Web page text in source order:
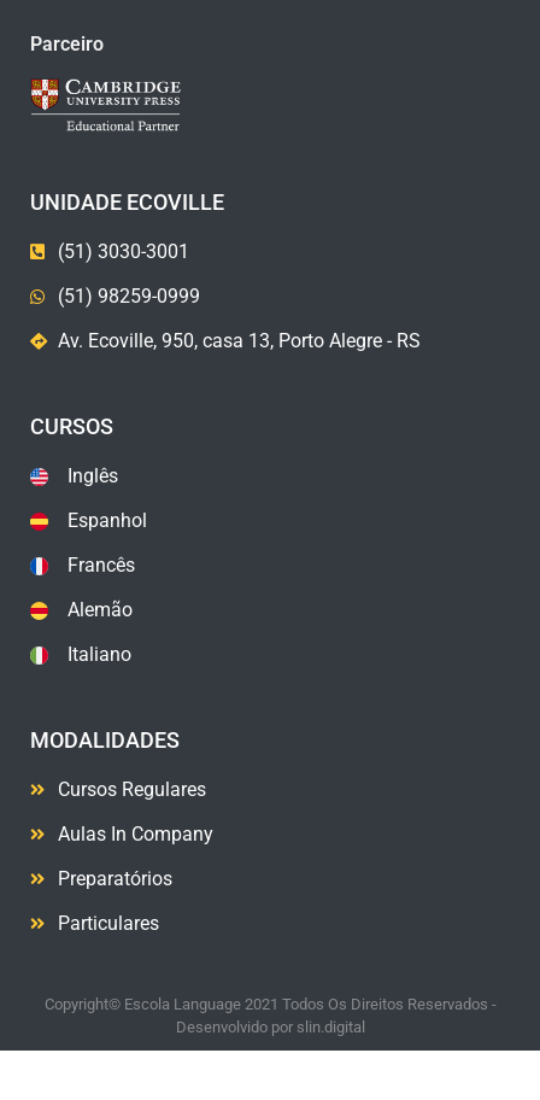
Parceiro
UNIDADE ECOVILLE
(51) 3030-3001
(51) 98259-0999
Av. Ecoville, 950, casa 13, Porto Alegre - RS
CURSOS
Inglês
Espanhol
Francês
Alemão
Italiano
MODALIDADES
Cursos Regulares
Aulas In Company
Preparatórios
Particulares
Copyright© Escola Language 2021 Todos Os Direitos Reservados -
Desenvolvido por slin.digital